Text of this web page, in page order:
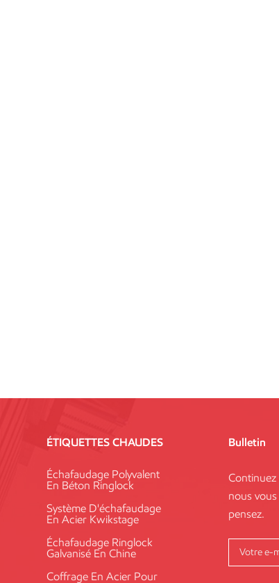
ÉTIQUETTES CHAUDES
Échafaudage Polyvalent
En Béton Ringlock
Système D'échafaudage
En Acier Kwikstage
Échafaudage Ringlock
Galvanisé En Chine
Coffrage En Acier Pour
Bulletin
nous
pensez.